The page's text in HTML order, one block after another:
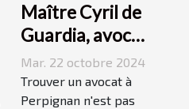
Maître Cyril de
Guardia, avocat
renommé à
Perpignan
Mar. 22 octobre 2024
Trouver un avocat à
Perpignan n'est pas